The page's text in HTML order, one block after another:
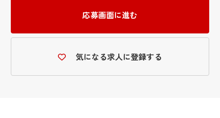
応募画面に進む
気になる求人に登録する